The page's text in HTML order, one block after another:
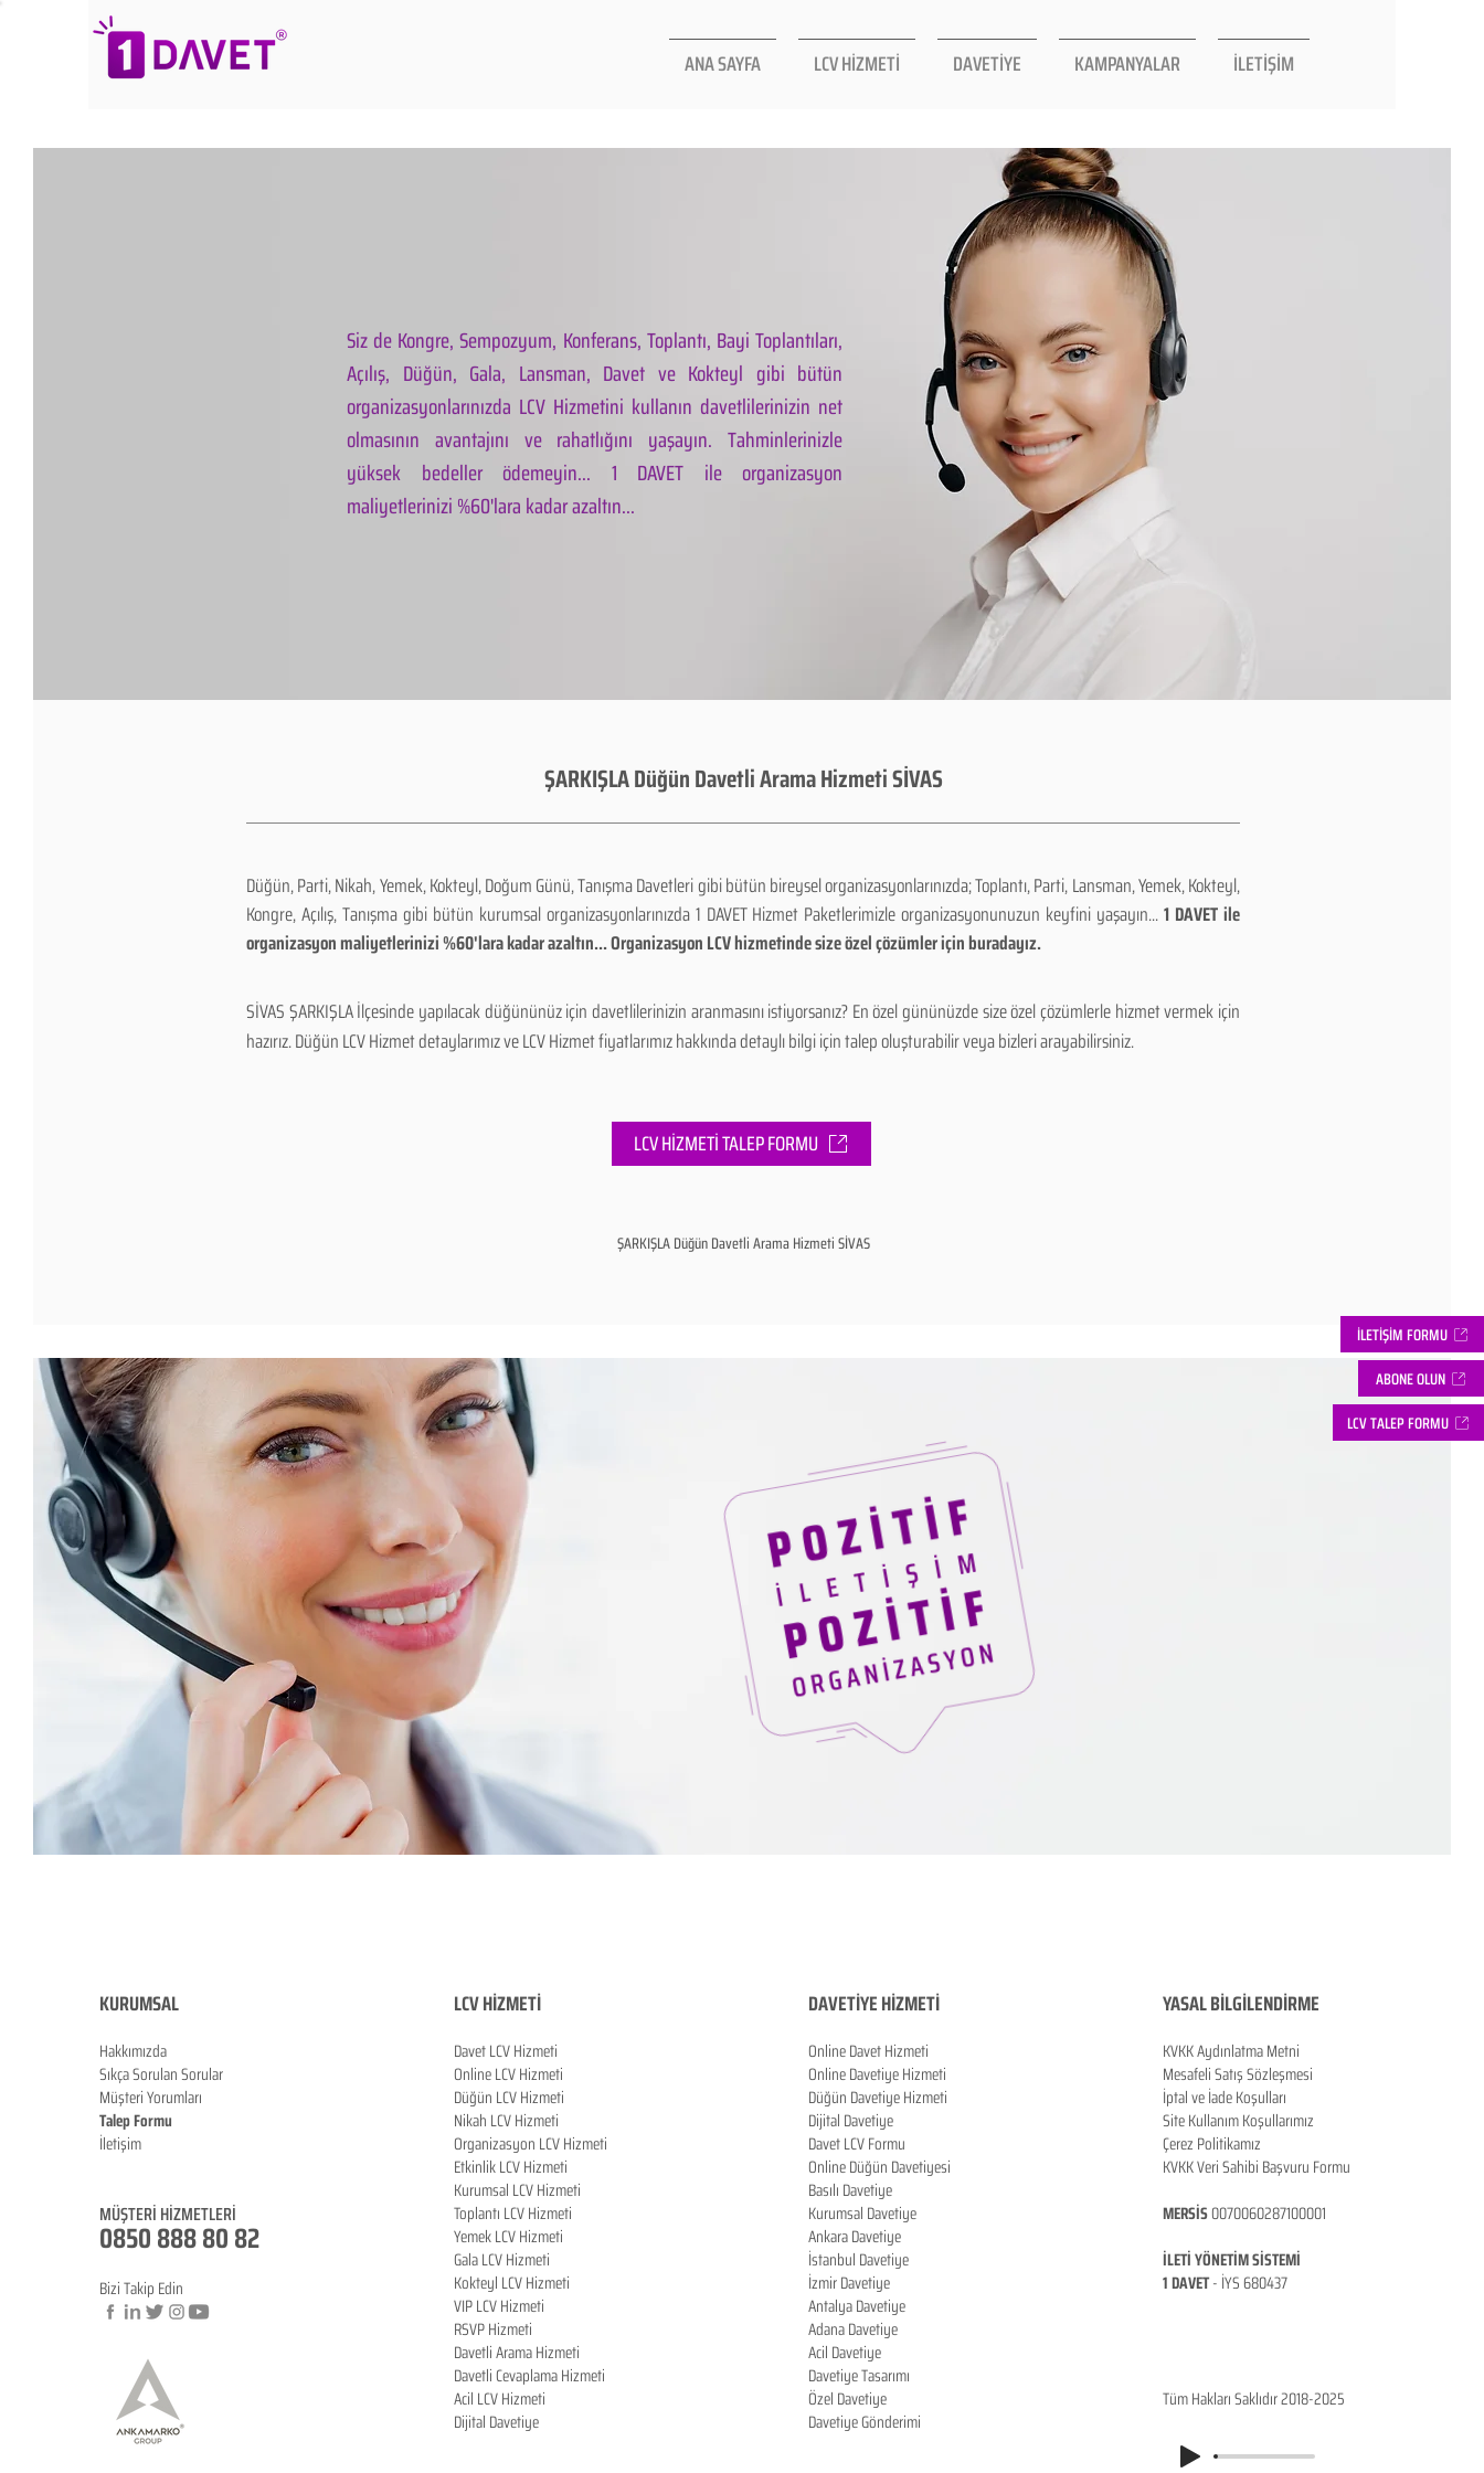
ANA SAYFA LCV HİZMETİ DAVETİYE KAMPANYALAR İLETİŞİM
ABONE OLUN
LCV TALEP FORMU
İLETİŞİM FORMU
Siz de Kongre, Sempozyum, Konferans, Toplantı, Bayi Toplantıları,
Açılış, Düğün, Gala, Lansman, Davet ve Kokteyl gibi bütün
organizasyonlarınızda LCV Hizmetini kullanın davetlilerinizin net
olmasının avantajını ve rahatlığını yaşayın. Tahminlerinizle
yüksek bedeller ödemeyin... 1 DAVET ile organizasyon
maliyetlerinizi %60'lara kadar azaltın...
ŞARKIŞLA Düğün Davetli Arama Hizmeti SİVAS
Düğün, Parti, Nikah, Yemek, Kokteyl, Doğum Günü, Tanışma Davetleri gibi bütün bireysel organizasyonlarınızda; Toplantı, Parti, Lansman, Yemek, Kokteyl,
Kongre, Açılış, Tanışma gibi bütün kurumsal organizasyonlarınızda 1 DAVET Hizmet Paketlerimizle organizasyonunuzun keyfini yaşayın...1 DAVET ile
organizasyon maliyetlerinizi %60'lara kadar azaltın... Organizasyon LCV hizmetinde size özel çözümler için buradayız.
SİVAS ŞARKIŞLA İlçesinde yapılacak düğününüz için davetlilerinizin aranmasını istiyorsanız? En özel gününüzde size özel çözümlerle hizmet vermek için
hazırız. Düğün LCV Hizmet detaylarımız ve LCV Hizmet fiyatlarımız hakkında detaylı bilgi için talep oluşturabilir veya bizleri arayabilirsiniz.
LCV HİZMETİ TALEP FORMU
ŞARKIŞLA Düğün Davetli Arama Hizmeti SİVAS
KURUMSAL
Hakkımızda
Sıkça Sorulan Sorular
Müşteri Yorumları
Talep Formu
İletişim
MÜŞTERİ HİZMETLERİ
0850 888 80 82
Bizi Takip Edin
© Copyright
LCV HİZMETİ
Davet LCV Hizmeti
Online LCV Hizmeti
Düğün LCV Hizmeti
Nikah LCV Hizmeti
Organizasyon LCV Hizmeti
Etkinlik LCV Hizmeti
Kurumsal LCV Hizmeti
Toplantı LCV Hizmeti
Yemek LCV Hizmeti
Gala LCV Hizmeti
Kokteyl LCV Hizmeti
VIP LCV Hizmeti
RSVP Hizmeti
Davetli Arama Hizmeti
Davetli Cevaplama Hizmeti
Acil LCV Hizmeti
Dijital Davetiye
DAVETİYE HİZMETİ
Online Davet Hizmeti
Online Davetiye Hizmeti
Düğün Davetiye Hizmeti
Dijital Davetiye
Davet LCV Formu
Online Düğün Davetiyesi
Basılı Davetiye
Kurumsal Davetiye
Ankara Davetiye
İstanbul Davetiye
İzmir Davetiye
Antalya Davetiye
Adana Davetiye
Acil Davetiye
Davetiye Tasarımı
Özel Davetiye
Davetiye Gönderimi
YASAL BİLGİLENDİRME
KVKK Aydınlatma Metni
Mesafeli Satış Sözleşmesi
İptal ve İade Koşulları
Site Kullanım Koşullarımız
Çerez Politikamız
KVKK Veri Sahibi Başvuru Formu
MERSİS0070060287100001
İLETİ YÖNETİM SİSTEMİ
1 DAVET- İYS 680437
Tüm Hakları Saklıdır 2018-2025